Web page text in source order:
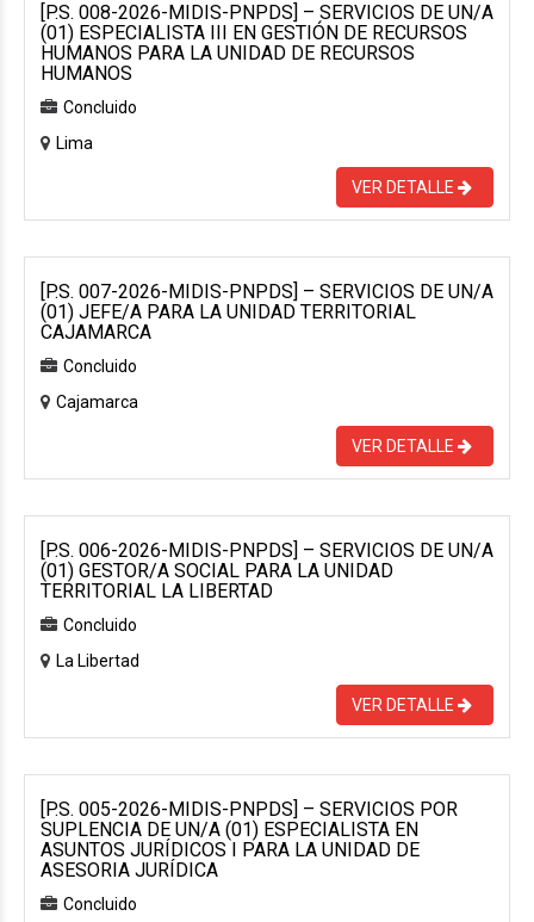
[P.S. 008-2026-MIDIS-PNPDS] – SERVICIOS DE UN/A
(01) ESPECIALISTA III EN GESTIÓN DE RECURSOS
HUMANOS PARA LA UNIDAD DE RECURSOS
HUMANOS
Concluido
Lima
VER DETALLE
[P.S. 007-2026-MIDIS-PNPDS] – SERVICIOS DE UN/A
(01) JEFE/A PARA LA UNIDAD TERRITORIAL
CAJAMARCA
Concluido
Cajamarca
VER DETALLE
[P.S. 006-2026-MIDIS-PNPDS] – SERVICIOS DE UN/A
(01) GESTOR/A SOCIAL PARA LA UNIDAD
TERRITORIAL LA LIBERTAD
Concluido
La Libertad
VER DETALLE
[P.S. 005-2026-MIDIS-PNPDS] – SERVICIOS POR
SUPLENCIA DE UN/A (01) ESPECIALISTA EN
ASUNTOS JURÍDICOS I PARA LA UNIDAD DE
ASESORIA JURÍDICA
Concluido